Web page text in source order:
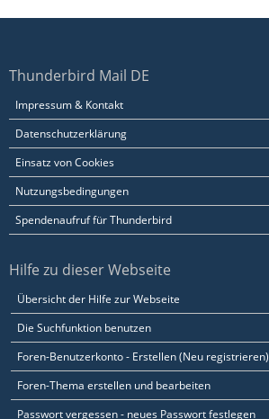
Thunderbird Mail DE
Impressum & Kontakt
Datenschutzerklärung
Einsatz von Cookies
Nutzungsbedingungen
Spendenaufruf für Thunderbird
Hilfe zu dieser Webseite
Übersicht der Hilfe zur Webseite
Die Suchfunktion benutzen
Foren-Benutzerkonto - Erstellen (Neu registrieren)
Foren-Thema erstellen und bearbeiten
Passwort vergessen - neues Passwort festlegen